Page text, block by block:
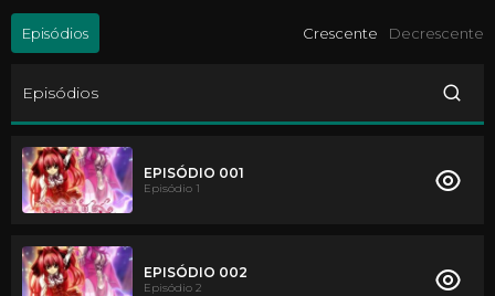
Episódios Crescente Decrescente
Episódios
EPISÓDIO 001
Episódio 1
EPISÓDIO 002
Episódio 2